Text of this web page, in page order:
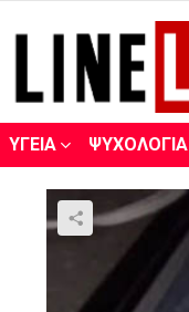
ΥΓΕΊΑ ΨΥΧΟΛΟΓΊΑ